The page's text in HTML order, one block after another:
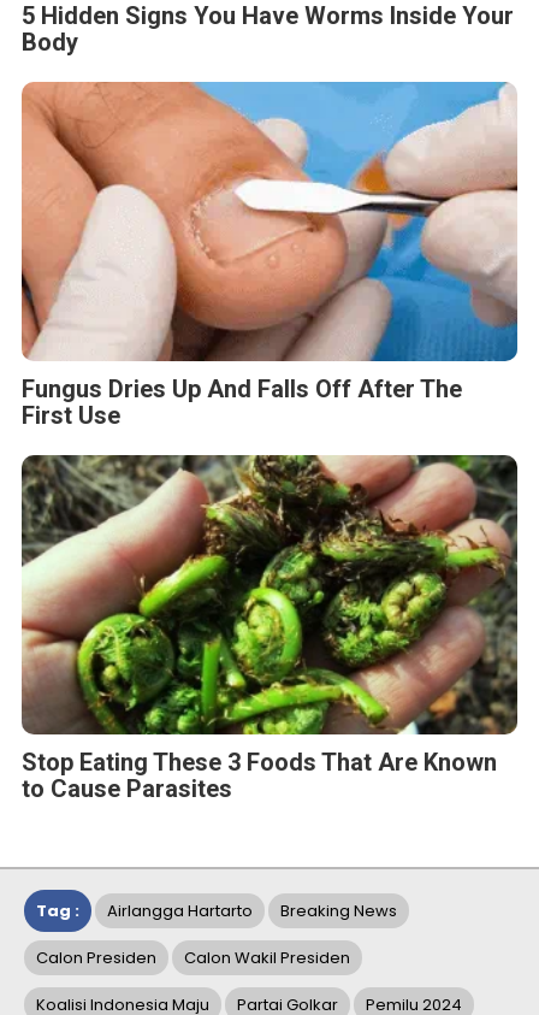
5 Hidden Signs You Have Worms Inside Your
Body
Fungus Dries Up And Falls Off After The
First Use
Stop Eating These 3 Foods That Are Known
to Cause Parasites
Tag : Airlangga Hartarto Breaking News
Calon Presiden Calon Wakil Presiden
Koalisi Indonesia Maju Partai Golkar Pemilu 2024